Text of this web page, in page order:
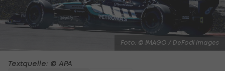
Foto: © IMAGO / DeFodi Images
Textquelle: © APA